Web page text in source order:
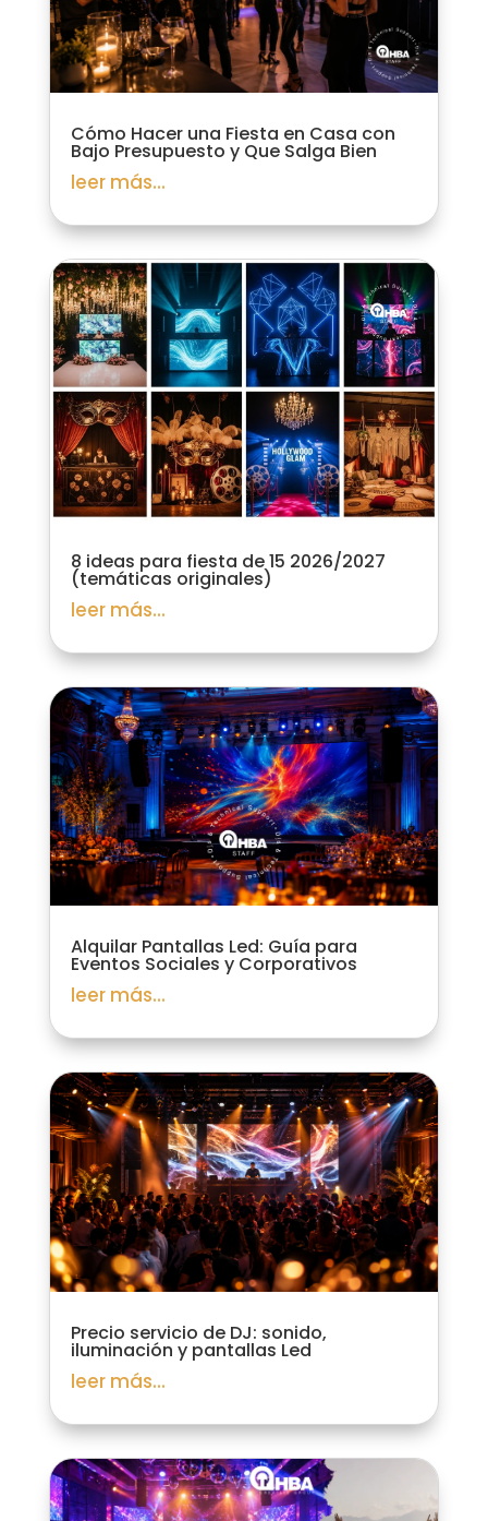
Cómo Hacer una Fiesta en Casa con
Bajo Presupuesto y Que Salga Bien
leer más...
8 ideas para fiesta de 15 2026/2027
(temáticas originales)
leer más...
Alquilar Pantallas Led: Guía para
Eventos Sociales y Corporativos
leer más...
Precio servicio de DJ: sonido,
iluminación y pantallas Led
leer más...